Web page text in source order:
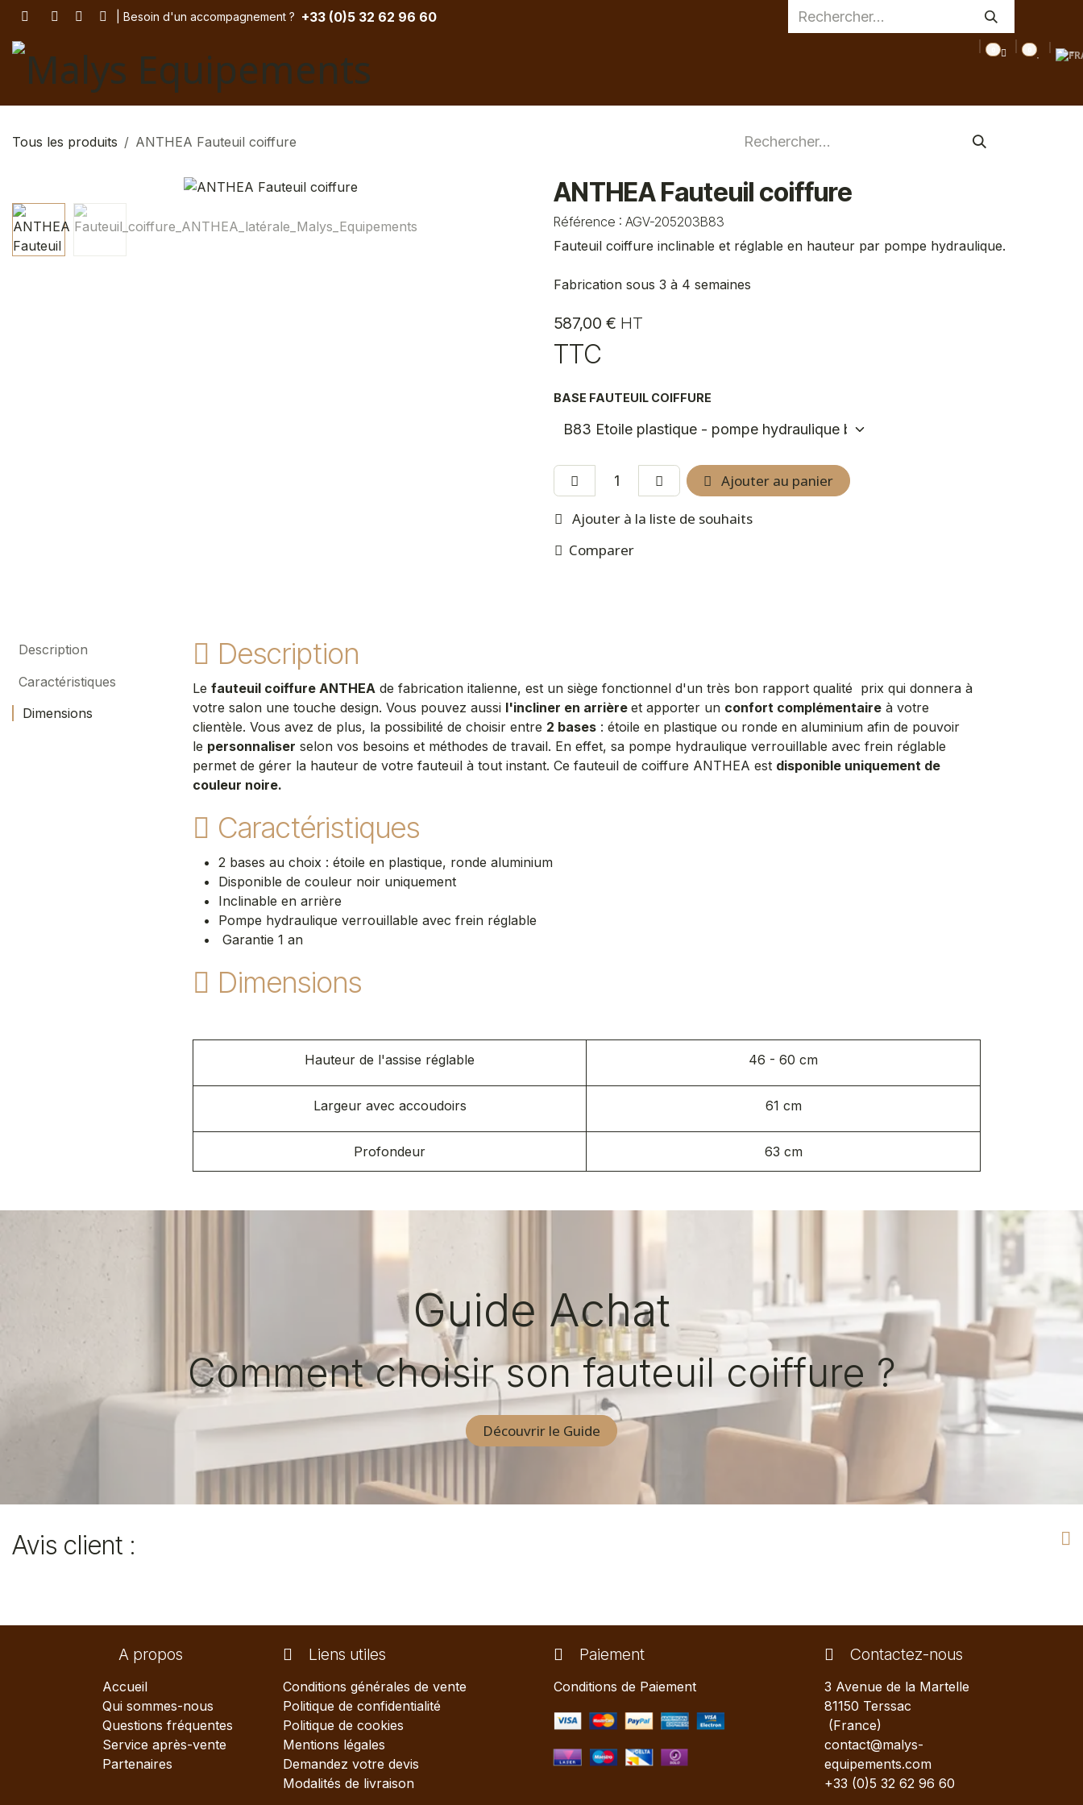
Se rendre au contenu| Besoin d'un accompagnement ? ​ +33 (0)5 32 62 96 60
Tous les produits ANTHEA Fauteuil coiffure
ANTHEA Fauteuil coiffure
Référence : AGV-205203B83
Fauteuil coiffure inclinable et réglable en hauteur par pompe hydraulique.
Fabrication sous 3 à 4 semaines
587,00 € HT
TTC
BASE FAUTEUIL COIFFURE
Ajouter au panier
Ajouter à la liste de souhaits
Comparer
Description
Caractéristiques
Dimensions
Description
Le fauteuil coiffure ANTHEA de fabrication italienne, est un siège fonctionnel d'un très bon rapport qualité prix qui donnera à
votre salon une touche design. Vous pouvez aussi l'incliner en arrière et apporter un confort complémentaire à votre
clientèle. Vous avez de plus, la possibilité de choisir entre 2 bases : étoile en plastique ou ronde en aluminium afin de pouvoir
le personnaliser selon vos besoins et méthodes de travail. En effet, sa pompe hydraulique verrouillable avec frein réglable
permet de gérer la hauteur de votre fauteuil à tout instant. Ce fauteuil de coiffure ANTHEA est disponible uniquement de
couleur noire.
Caractéristiques
2 bases au choix : étoile en plastique, ronde aluminium
Disponible de couleur noir uniquement
Inclinable en arrière
Pompe hydraulique verrouillable avec frein réglable
Garantie 1 an
Dimensions
Hauteur de l'assise réglable 46 - 60 cm
Largeur avec accoudoirs 61 cm
Profondeur 63 cm
Guide Achat
Comment choisir son fauteuil coiffure ?
Découvrir le Guide
Avis client :
A propos
Accueil
Qui sommes-nous
Questions fréquentes
Service après-vente
Partenaires
Liens utiles
Conditions générales de vente
Politique de confidentialité
Politique de cookies
Mentions légales
Demandez votre devis
Modalités de livraison
Paiement
Conditions de Paiement
Contactez-nous
3 Avenue de la Martelle
81150 Terssac
(France)
contact@malys-
equipements.com
+33 (0)5 32 62 96 60